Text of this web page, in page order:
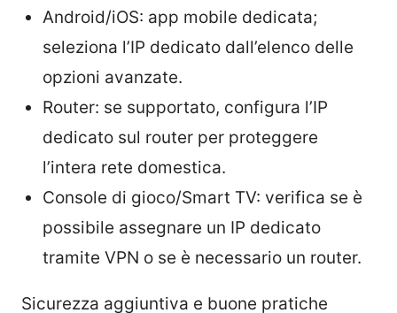
Android/iOS: app mobile dedicata;
seleziona l’IP dedicato dall’elenco delle
opzioni avanzate.
Router: se supportato, configura l’IP
dedicato sul router per proteggere
l’intera rete domestica.
Console di gioco/Smart TV: verifica se è
possibile assegnare un IP dedicato
tramite VPN o se è necessario un router.
Sicurezza aggiuntiva e buone pratiche